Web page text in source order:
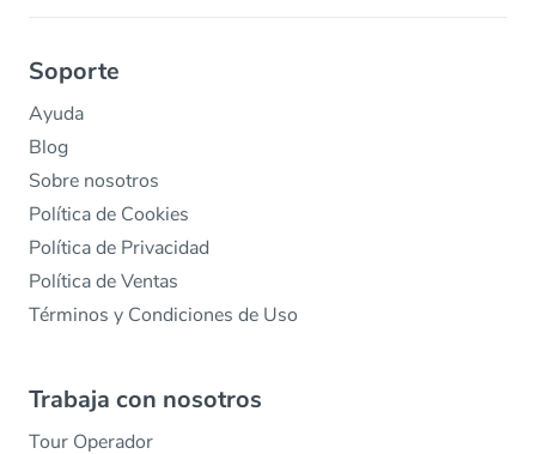
Soporte
Ayuda
Blog
Sobre nosotros
Política de Cookies
Política de Privacidad
Política de Ventas
Términos y Condiciones de Uso
Trabaja con nosotros
Tour Operador